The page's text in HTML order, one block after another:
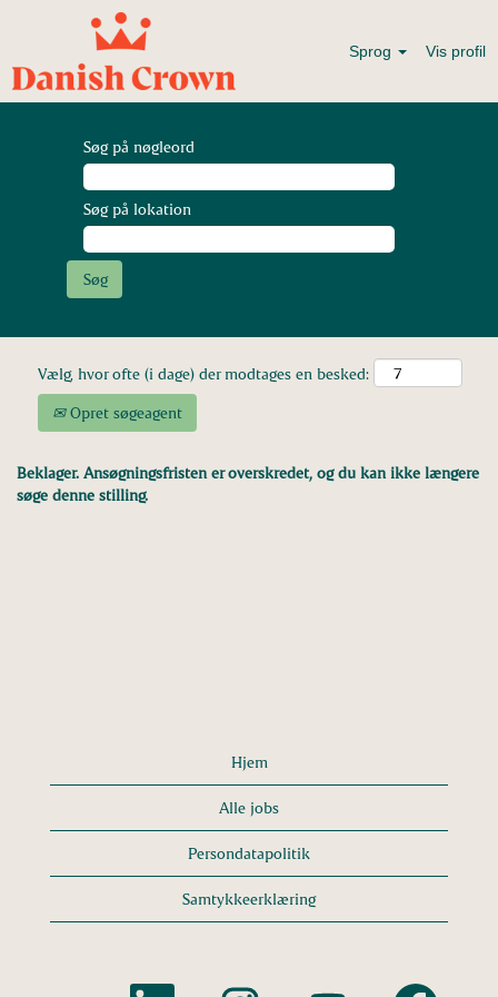
Sprog Vis profil
Søg på nøgleord
Søg på lokation
Vælg, hvor ofte (i dage) der modtages en besked:
Opret søgeagent
Beklager. Ansøgningsfristen er overskredet, og du kan ikke længere
søge denne stilling.
Hjem
Alle jobs
Persondatapolitik
Samtykkeerklæring
Å